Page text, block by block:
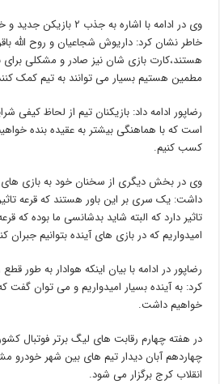
خاطر نشان کرد: داریوش شجاعیان و روح الله
هستند،کارت بازی شان نیز صادر و مشکلی برای
مطمین هستیم بسیار می توانند به تیم کمک
رضاپور ادامه داد: بازیکنان تیم از لحاظ کیفی
است که با هماهنگی بیشتر به عقیده بنده
کسب کنیم.
وی در بخش دیگری از سخنان خود به بازی های
داشت: یک سری بر این باور هستند که قرعه
تاثیر دارد که البته شاید بدشانسی ما بوده که
امیدواریم که در بازی های آینده بتوانیم جبران
رضاپور در ادامه با بیان اینکه هوادار به طور
کرد: به آینده بسیار امیدواریم و می توان
خواهیم داشت.
چهاردهم آبان دیدار تیم های بین شهر خودرو
انقلاب کرج برگزار می شود.